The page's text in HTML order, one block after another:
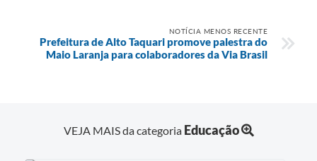
NOTÍCIA MENOS RECENTE
Prefeitura de Alto Taquari promove palestra do
Maio Laranja para colaboradores da Via Brasil
VEJA MAIS da categoria Educação